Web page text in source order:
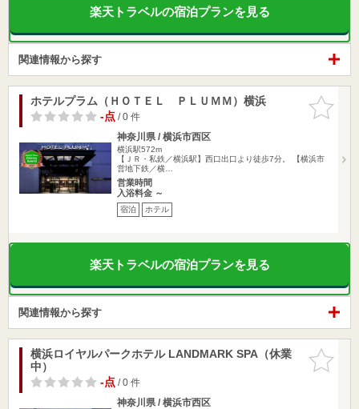
楽天トラベルの宿泊プランを見る
関連情報から探す
お気に入
りに追加
ホテルプラム（ＨＯＴＥＬ ＰＬＵＭＭ）横浜
-点/ 0 件
神奈川県 / 横浜市西区
横浜駅572m
【ＪＲ・私鉄／横浜駅】西口出口より徒歩7分。 【横浜市
営地下鉄／横…
営業時間
入浴料金 ～
宿泊 ホテル
楽天トラベルの宿泊プランを見る
関連情報から探す
お気に入
りに追加
横浜ロイヤルパークホテル LANDMARK SPA（休業
中）
-点/ 0 件
神奈川県 / 横浜市西区